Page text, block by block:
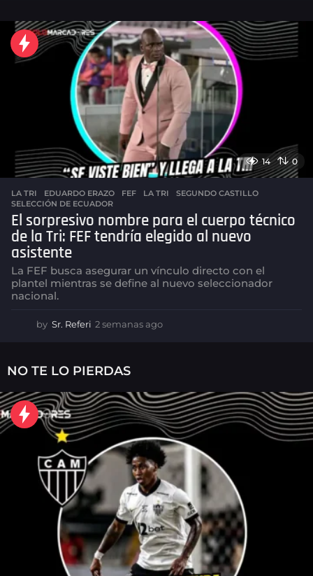
m
a
n
a
s
a
o
14 0
LA TRI EDUARDO ERAZO ,FEF ,LA TRI ,SEGUNDO CASTILLO
SELECCIÓN DE ECUADOR
El sorpresivo nombre para el cuerpo técnico
de la Tri: FEF tendría elegido al nuevo
asistente
La FEF busca asegurar un vínculo directo con el
plantel mientras se define al nuevo seleccionador
nacional.
by Sr. Referi 2 semanas ago
n
a
s
a
g
o
NO TE LO PIERDAS